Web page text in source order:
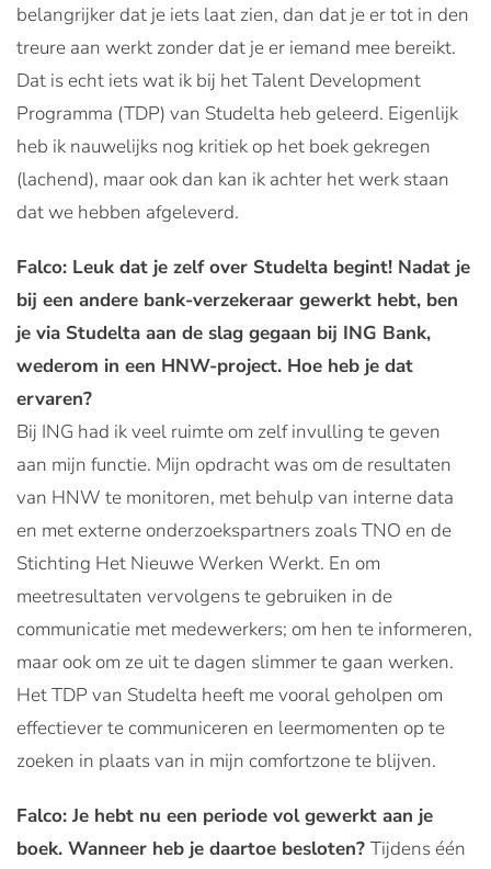
belangrijker dat je iets laat zien, dan dat je er tot in den
treure aan werkt zonder dat je er iemand mee bereikt.
Dat is echt iets wat ik bij het Talent Development
Programma (TDP) van Studelta heb geleerd. Eigenlijk
heb ik nauwelijks nog kritiek op het boek gekregen
(lachend), maar ook dan kan ik achter het werk staan
dat we hebben afgeleverd.
Falco: Leuk dat je zelf over Studelta begint! Nadat je
bij een andere bank-verzekeraar gewerkt hebt, ben
je via Studelta aan de slag gegaan bij ING Bank,
wederom in een HNW-project. Hoe heb je dat
ervaren?
Bij ING had ik veel ruimte om zelf invulling te geven
aan mijn functie. Mijn opdracht was om de resultaten
van HNW te monitoren, met behulp van interne data
en met externe onderzoekspartners zoals TNO en de
Stichting Het Nieuwe Werken Werkt. En om
meetresultaten vervolgens te gebruiken in de
communicatie met medewerkers; om hen te informeren,
maar ook om ze uit te dagen slimmer te gaan werken.
Het TDP van Studelta heeft me vooral geholpen om
effectiever te communiceren en leermomenten op te
zoeken in plaats van in mijn comfortzone te blijven.
Falco: Je hebt nu een periode vol gewerkt aan je
boek. Wanneer heb je daartoe besloten? Tijdens één